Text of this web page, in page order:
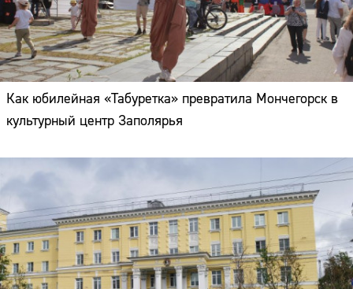
Как юбилейная «Табуретка» превратила Мончегорск в
культурный центр Заполярья